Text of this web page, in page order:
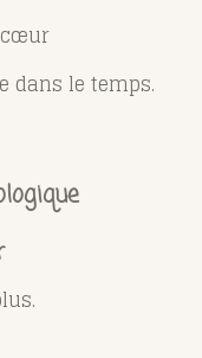
cœur
dans le temps.